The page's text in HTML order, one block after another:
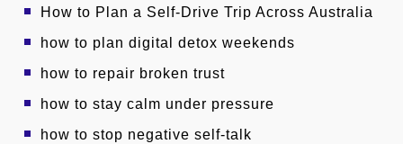
How to Plan a Self-Drive Trip Across Australia
how to plan digital detox weekends
how to repair broken trust
how to stay calm under pressure
how to stop negative self-talk